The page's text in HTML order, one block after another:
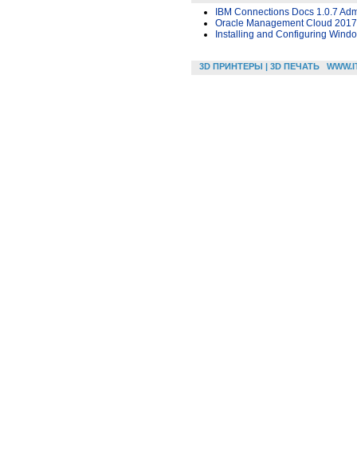
IBM Connections Docs 1.0.7
Oracle Management Cloud
Installing and Configuring
3D ПРИНТЕРЫ | 3D ПЕЧАТЬ